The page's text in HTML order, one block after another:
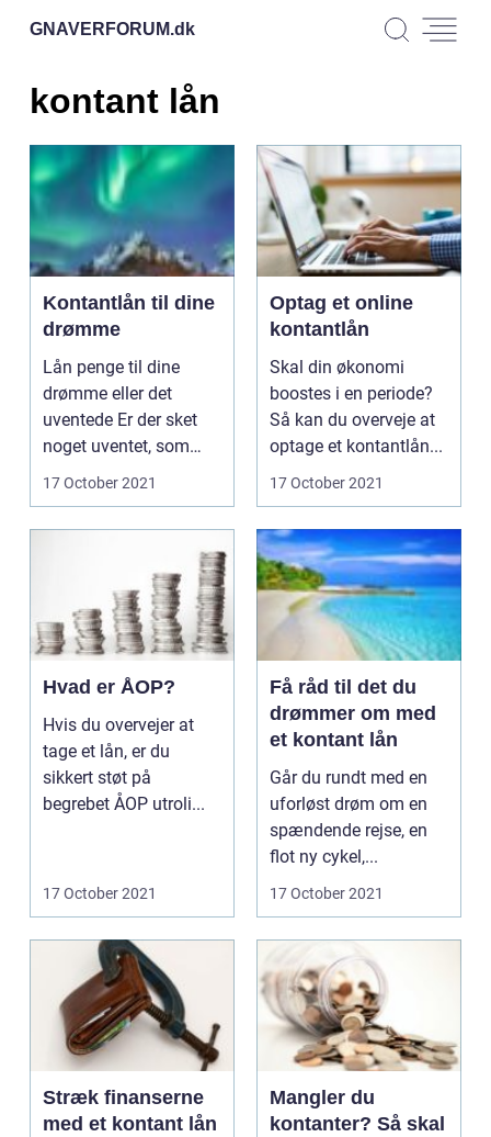
GNAVERFORUM.dk
kontant lån
Kontantlån til dine
drømme
Lån penge til dine
drømme eller det
uventede Er der sket
noget uventet, som
forsikring...
17 October 2021
Optag et online
kontantlån
Skal din økonomi
boostes i en periode?
Så kan du overveje at
optage et kontantlån...
17 October 2021
Hvad er ÅOP?
Hvis du overvejer at
tage et lån, er du
sikkert støt på
begrebet ÅOP utroli...
17 October 2021
Få råd til det du
drømmer om med
et kontant lån
Går du rundt med en
uforløst drøm om en
spændende rejse, en
flot ny cykel,...
17 October 2021
Stræk finanserne
med et kontant lån
Mangler du
kontanter? Så skal